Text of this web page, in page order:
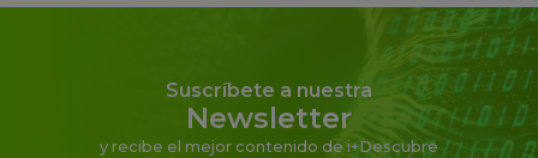
Suscríbete a nuestra
Newsletter
y recibe el mejor contenido de i+Descubre